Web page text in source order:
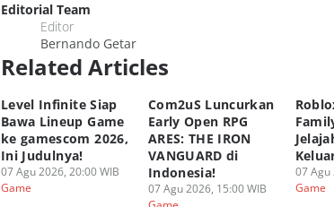
Editorial Team
Editor
Bernando Getar
Related Articles
Level Infinite Siap
Bawa Lineup Game
ke gamescom 2026,
Ini Judulnya!
07 Agu 2026, 20:00 WIB
Game
Com2uS Luncurkan
Early Open RPG
ARES: THE IRON
VANGUARD di
Indonesia!
07 Agu 2026, 15:00 WIB
07 Agu
Game